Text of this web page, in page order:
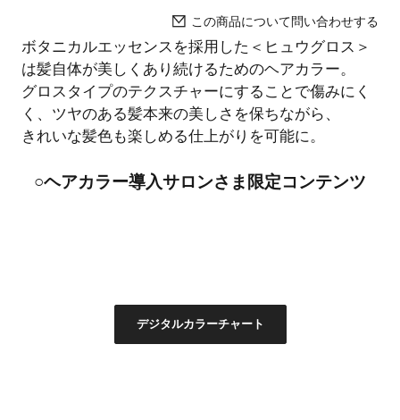
この商品について問い合わせする
ボタニカルエッセンスを採用した＜ヒュウグロス＞
は髪自体が美しくあり続けるためのヘアカラー。
グロスタイプのテクスチャーにすることで傷みにく
く、ツヤのある髪本来の美しさを保ちながら、
きれいな髪色も楽しめる仕上がりを可能に。
○ヘアカラー導入サロンさま限定コンテンツ
デジタルカラーチャート